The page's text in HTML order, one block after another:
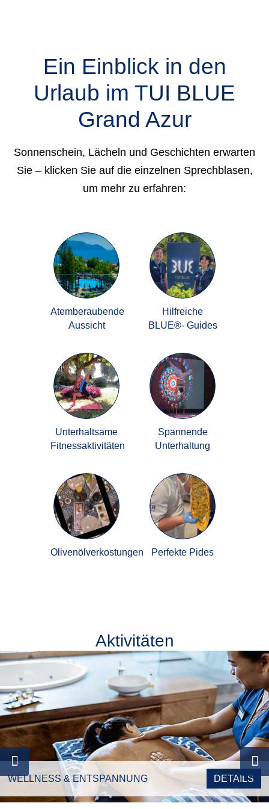
Ein Einblick in den
Urlaub im TUI BLUE
Grand Azur
Sonnenschein, Lächeln und Geschichten erwarten
Sie – klicken Sie auf die einzelnen Sprechblasen,
um mehr zu erfahren:
Atemberaubende
Aussicht
Hilfreiche
BLUE®- Guides
Unterhaltsame
Fitnessaktivitäten
Spannende
Unterhaltung
Olivenölverkostungen Perfekte Pides
Aktivitäten
WELLNESS & ENTSPANNUNG DETAILS